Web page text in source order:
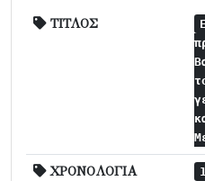
ΤΙΤΛΟΣ
ΧΡΟΝΟΛΟΓΙΑ